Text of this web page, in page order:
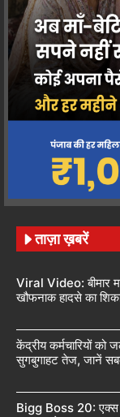
ताज़ा ख़बरें
Viral Video: बीमार
खौफनाक हादसे का
केंद्रीय कर्मचारियों
सुगबुगाहट तेज, जानें
Bigg Boss 20: एक्स